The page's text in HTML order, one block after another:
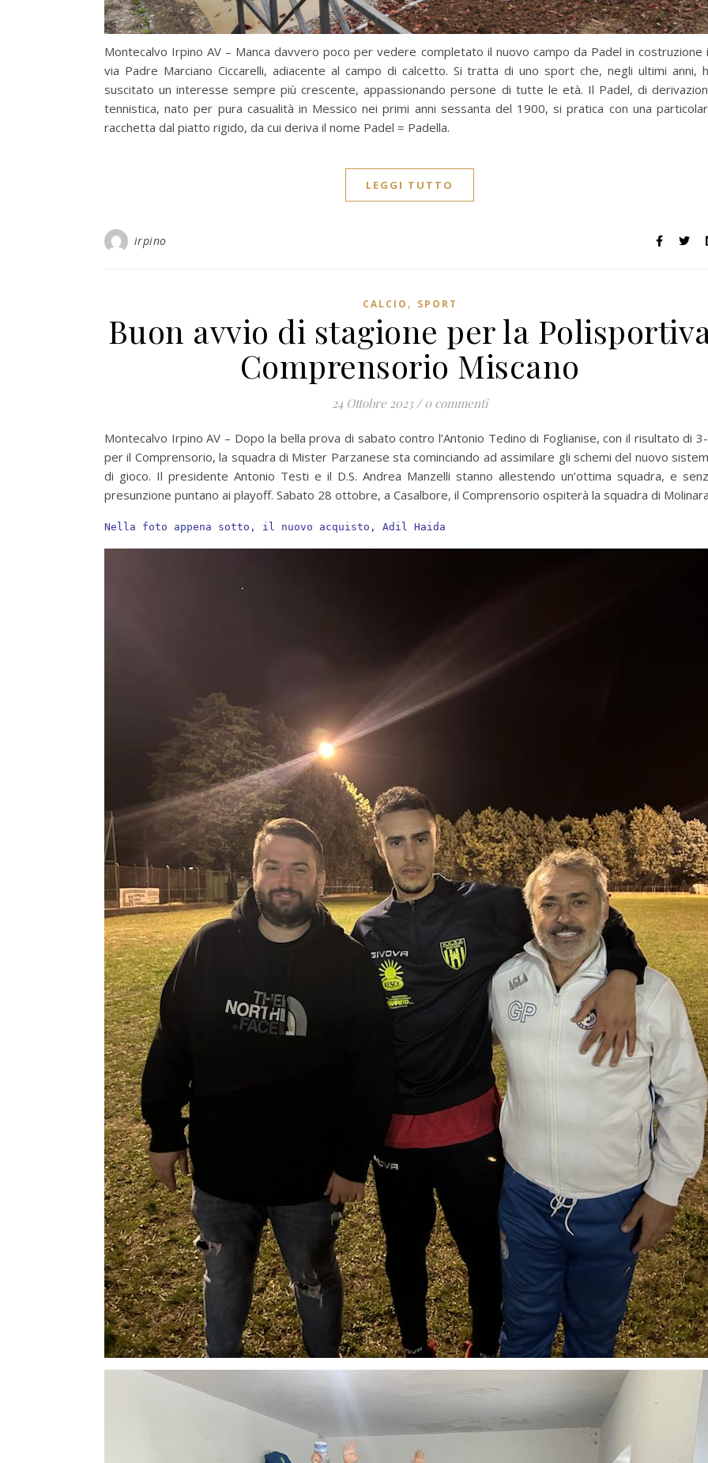
Montecalvo Irpino AV – Manca davvero poco per vedere completato il nuovo campo da Padel in costruzione
via Padre Marciano Ciccarelli, adiacente al campo di calcetto. Si tratta di uno sport che, negli ultimi anni,
suscitato un interesse sempre più crescente, appassionando persone di tutte le età. Il Padel, di
tennistica, nato per pura casualità in Messico nei primi anni sessanta del 1900, si pratica con una
racchetta dal piatto rigido, da cui deriva il nome Padel = Padella.
LEGGI TUTTO
irpino
CALCIO , SPORT
Buon avvio di stagione per la
Comprensorio Miscano
24 Ottobre 2023 / 0 commenti
Montecalvo Irpino AV – Dopo la bella prova di sabato contro l’Antonio Tedino di Foglianise, con il risultato di 3-
per il Comprensorio, la squadra di Mister Parzanese sta cominciando ad assimilare gli schemi del nuovo
di gioco. Il presidente Antonio Testi e il D.S. Andrea Manzelli stanno allestendo un’ottima squadra, e
presunzione puntano ai playoff. Sabato 28 ottobre, a Casalbore, il Comprensorio ospiterà la squadra di
Nella foto appena sotto, il nuovo acquisto, Adil Haida